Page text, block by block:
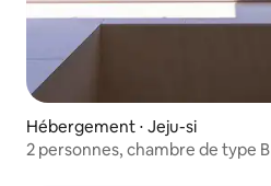
Hébergement ⋅ Jeju-si
2 personnes, chambre de type B